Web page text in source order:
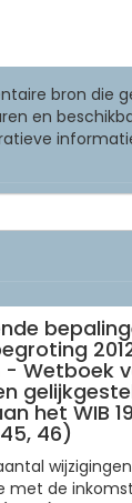
bron die
en
Wetboek
het WIB
46)
met de